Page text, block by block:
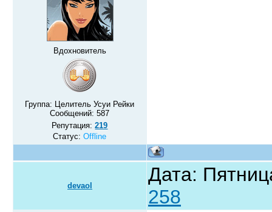
Вдохновитель
Группа: Целитель Усуи Рейки
Сообщений:587
Репутация:219
Статус:Offline
devaol
Дата:
258